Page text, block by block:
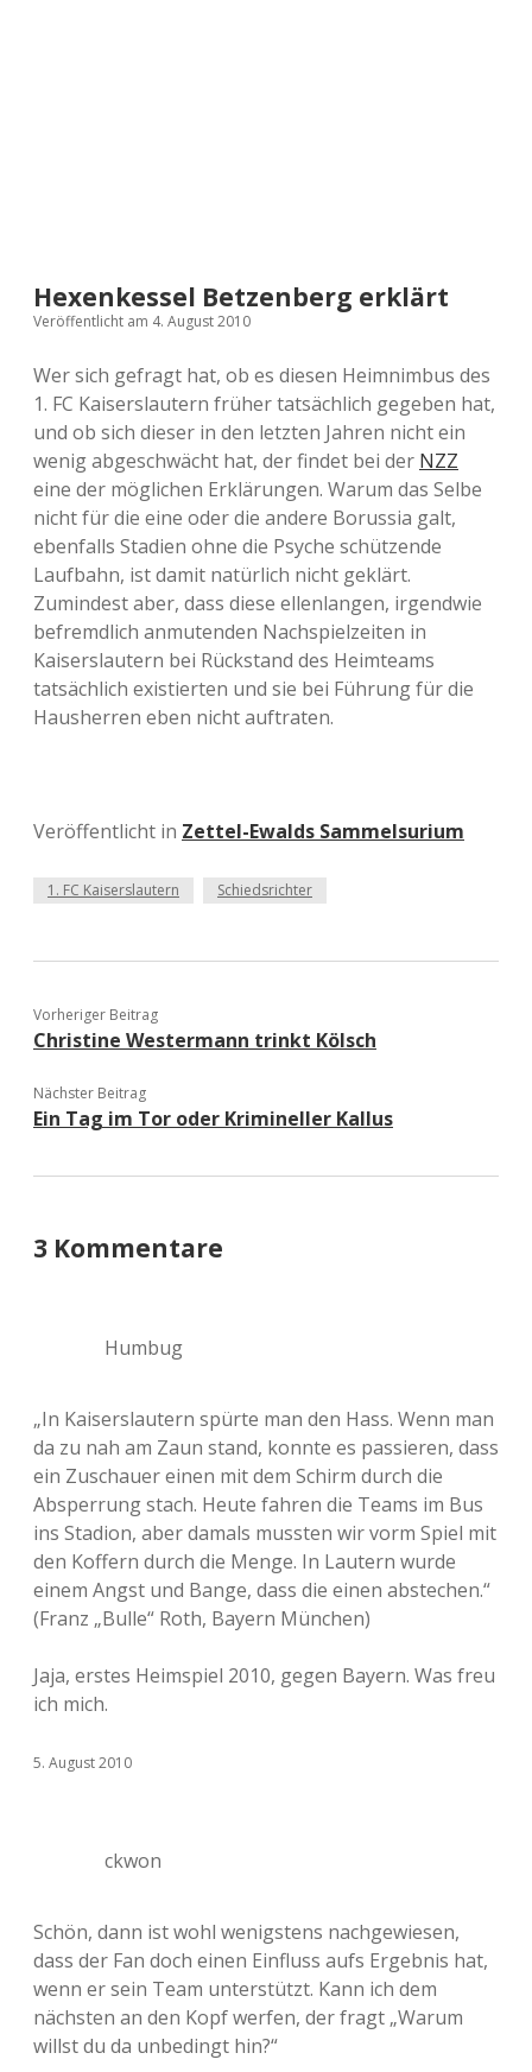
Hexenkessel Betzenberg erklärt
Veröffentlicht am 4. August 2010
Wer sich gefragt hat, ob es diesen Heimnimbus des
1. FC Kaiserslautern früher tatsächlich gegeben hat,
und ob sich dieser in den letzten Jahren nicht ein
wenig abgeschwächt hat, der findet bei der NZZ
eine der möglichen Erklärungen. Warum das Selbe
nicht für die eine oder die andere Borussia galt,
ebenfalls Stadien ohne die Psyche schützende
Laufbahn, ist damit natürlich nicht geklärt.
Zumindest aber, dass diese ellenlangen, irgendwie
befremdlich anmutenden Nachspielzeiten in
Kaiserslautern bei Rückstand des Heimteams
tatsächlich existierten und sie bei Führung für die
Hausherren eben nicht auftraten.
Veröffentlicht in Zettel-Ewalds Sammelsurium
1. FC Kaiserslautern Schiedsrichter
Vorheriger Beitrag
Christine Westermann trinkt Kölsch
Nächster Beitrag
Ein Tag im Tor oder Krimineller Kallus
3 Kommentare
Humbug
„In Kaiserslautern spürte man den Hass. Wenn man
da zu nah am Zaun stand, konnte es passieren, dass
ein Zuschauer einen mit dem Schirm durch die
Absperrung stach. Heute fahren die Teams im Bus
ins Stadion, aber damals mussten wir vorm Spiel mit
den Koffern durch die Menge. In Lautern wurde
einem Angst und Bange, dass die einen abstechen.“
(Franz „Bulle“ Roth, Bayern München)
Jaja, erstes Heimspiel 2010, gegen Bayern. Was freu
ich mich.
5. August 2010
ckwon
Schön, dann ist wohl wenigstens nachgewiesen,
dass der Fan doch einen Einfluss aufs Ergebnis hat,
wenn er sein Team unterstützt. Kann ich dem
nächsten an den Kopf werfen, der fragt „Warum
willst du da unbedingt hin?“